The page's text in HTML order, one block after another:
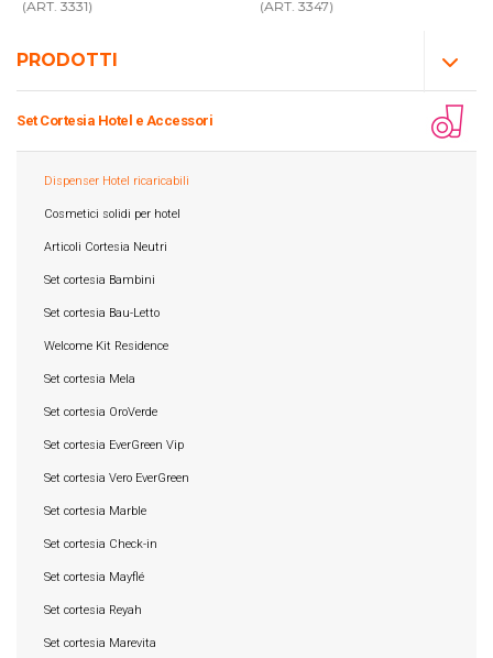
PRODOTTI
Set Cortesia Hotel e Accessori
Dispenser Hotel ricaricabili
Cosmetici solidi per hotel
Articoli Cortesia Neutri
Set cortesia Bambini
Set cortesia Bau-Letto
Welcome Kit Residence
Set cortesia Mela
Set cortesia OroVerde
Set cortesia EverGreen Vip
Set cortesia Vero EverGreen
Set cortesia Marble
Set cortesia Check-in
Set cortesia Mayflé
Set cortesia Reyah
Set cortesia Marevita
(ART. 3331) (ART. 3347)